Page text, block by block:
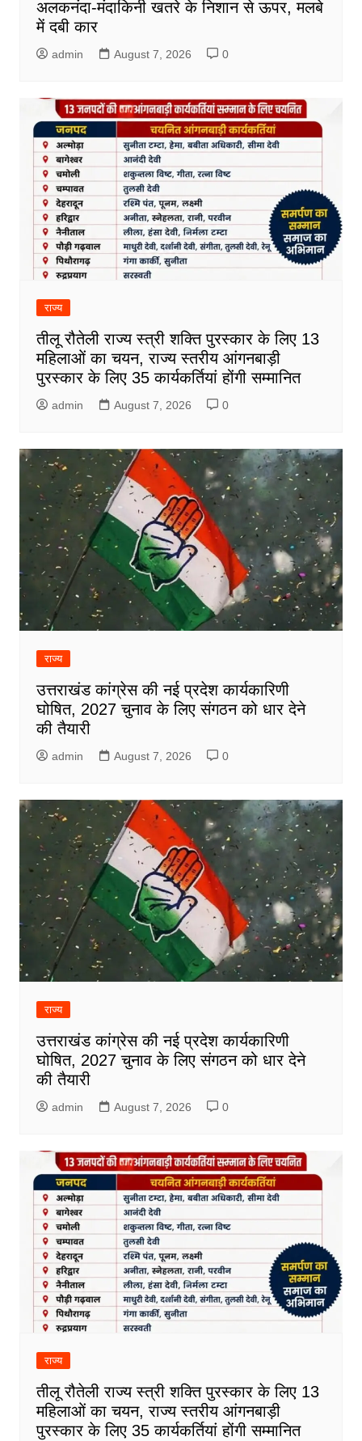
अलकनंदा-मंदाकिनी खतरे के निशान से ऊपर, मलबे
में दबी कार
admin August 7, 2026 0
राज्य
तीलू रौतेली राज्य स्त्री शक्ति पुरस्कार के लिए 13
महिलाओं का चयन, राज्य स्तरीय आंगनबाड़ी
पुरस्कार के लिए 35 कार्यकर्तियां होंगी सम्मानित
admin August 7, 2026 0
राज्य
उत्तराखंड कांग्रेस की नई प्रदेश कार्यकारिणी
घोषित, 2027 चुनाव के लिए संगठन को धार देने
की तैयारी
admin August 7, 2026 0
राज्य
उत्तराखंड कांग्रेस की नई प्रदेश कार्यकारिणी
घोषित, 2027 चुनाव के लिए संगठन को धार देने
की तैयारी
admin August 7, 2026 0
राज्य
तीलू रौतेली राज्य स्त्री शक्ति पुरस्कार के लिए 13
महिलाओं का चयन, राज्य स्तरीय आंगनबाड़ी
पुरस्कार के लिए 35 कार्यकर्तियां होंगी सम्मानित